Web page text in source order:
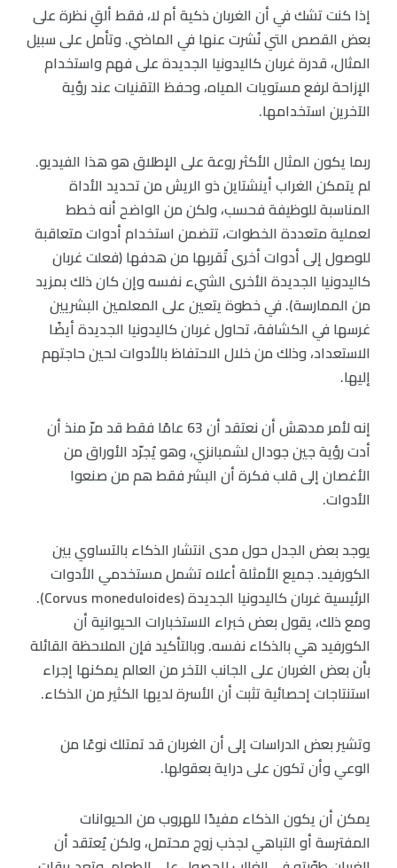
إذا كنت تشك في أن الغربان ذكية أم لا، فقط ألقِ نظرة على
بعض القصص التي نُشرت عنها في الماضي. وتأمل على سبيل
المثال، قدرة غربان كاليدونيا الجديدة على فهم واستخدام
الإزاحة لرفع مستويات المياه، وحفظ التقنيات عند رؤية
الآخرين استخدامها.
ربما يكون المثال الأكثر روعة على الإطلاق هو هذا الفيديو.
لم يتمكن الغراب أينشتاين ذو الريش من تحديد الأداة
المناسبة للوظيفة فحسب، ولكن من الواضح أنه خطط
لعملية متعددة الخطوات، تتضمن استخدام أدوات متعاقبة
للوصول إلى أدوات أخرى تُقربها من هدفها (فعلت غربان
كاليدونيا الجديدة الأخرى الشيء نفسه وإن كان ذلك بمزيد
من الممارسة). في خطوة يتعين على المعلمين البشريين
غرسها في الكشافة، تحاول غربان كاليدونيا الجديدة أيضًا
الاستعداد، وذلك من خلال الاحتفاظ بالأدوات لحين حاجتهم
إليها.
إنه لأمر مدهش أن نعتقد أن 63 عامًا فقط قد مرّ منذ أن
أدت رؤية جين جودال لشمبانزي، وهو يُجرّد الأوراق من
الأغصان إلى قلب فكرة أن البشر فقط هم من صنعوا
الأدوات.
يوجد بعض الجدل حول مدى انتشار الذكاء بالتساوي بين
الكورفيد. جميع الأمثلة أعلاه تشمل مستخدمي الأدوات
الرئيسية غربان كاليدونيا الجديدة (Corvus moneduloides).
ومع ذلك، يقول بعض خبراء الاستخبارات الحيوانية أن
الكورفيد هي بالذكاء نفسه. وبالتأكيد فإن الملاحظة القائلة
بأن بعض الغربان على الجانب الآخر من العالم يمكنها إجراء
استنتاجات إحصائية تثبت أن الأسرة لديها الكثير من الذكاء.
وتشير بعض الدراسات إلى أن الغربان قد تمتلك نوعًا من
الوعي وأن تكون على دراية بعقولها.
يمكن أن يكون الذكاء مفيدًا للهروب من الحيوانات
المفترسة أو التباهي لجذب زوج محتمل، ولكن يُعتقد أن